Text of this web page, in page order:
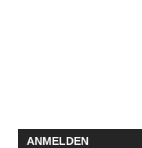
ANMELDEN